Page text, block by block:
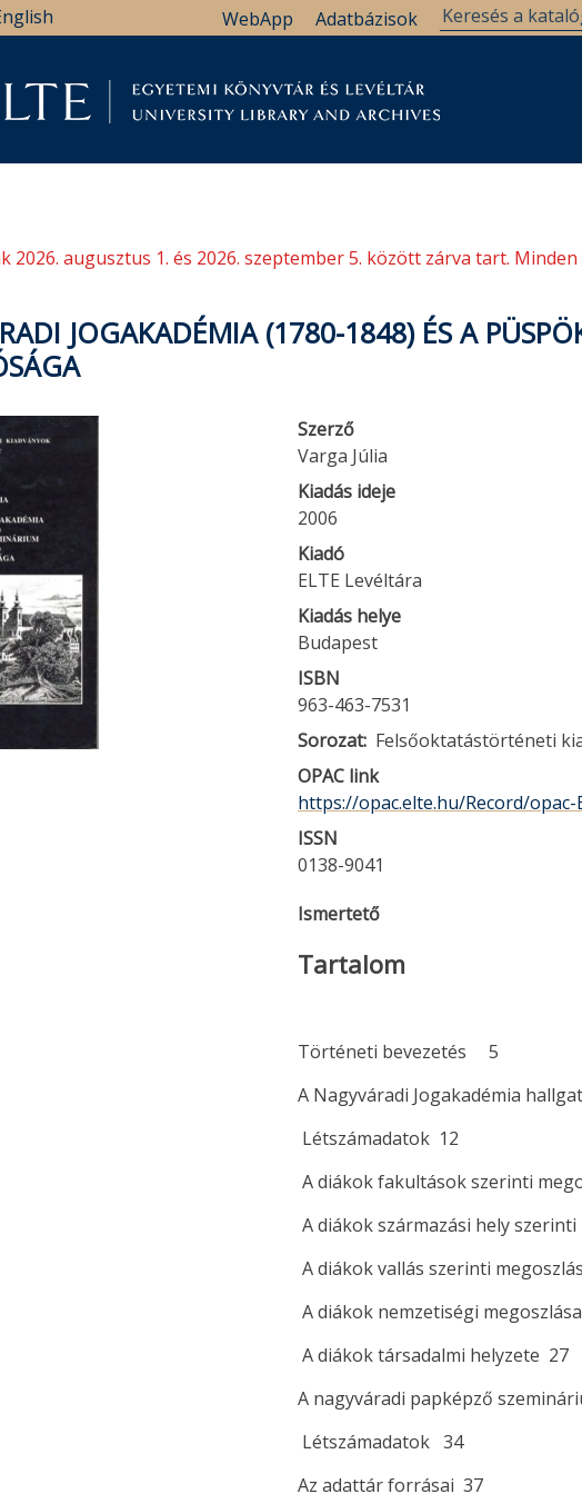
Adatbázisok
WebApp
2026. augusztus 1. és 2026. szeptember 5. között zárva tart.
JOGAKADÉMIA (1780-1848) ÉS A
Szerző
Varga Júlia
Kiadás ideje
2006
Kiadó
ELTE Levéltára
Kiadás helye
Budapest
ISBN
963-463-7531
Sorozat Felsőoktatástörténeti
OPAC link
https://opac.elte.hu/Record/opac-
ISSN
0138-9041
Ismertető
Tartalom
Történeti bevezetés 5
A Nagyváradi Jogakadémia
Létszámadatok 12
A diákok fakultások szerinti
A diákok származási hely
A diákok vallás szerinti
A diákok nemzetiségi
A diákok társadalmi helyzete 27
A nagyváradi papképző
Létszámadatok 34
Az adattár forrásai 37